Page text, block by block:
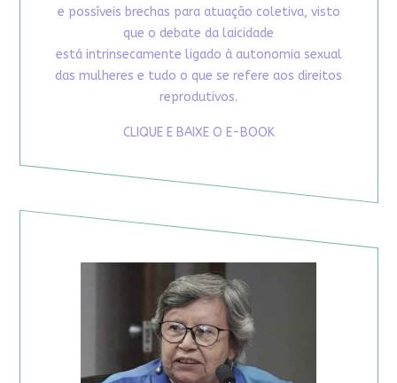
e possíveis brechas para atuação coletiva, visto
que o debate da laicidade
está intrinsecamente ligado à autonomia sexual
das mulheres e tudo o que se refere aos direitos
reprodutivos.
CLIQUE E BAIXE O E-BOOK